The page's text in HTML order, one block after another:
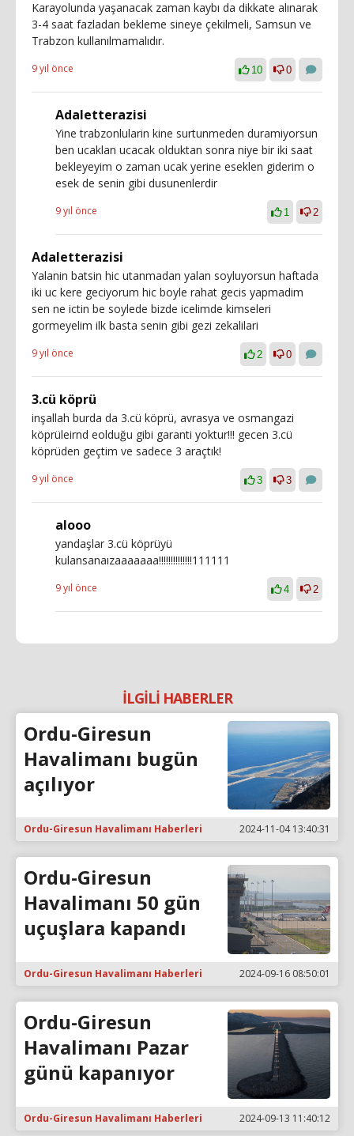
Karayolunda yaşanacak zaman kaybı da dikkate alınarak
3-4 saat fazladan bekleme sineye çekilmeli, Samsun ve
Trabzon kullanılmamalıdır.
9 yıl önce 10 0
Adaletterazisi
Yine trabzonlularin kine surtunmeden duramiyorsun
ben ucaklan ucacak olduktan sonra niye bir iki saat
bekleyeyim o zaman ucak yerine eseklen giderim o
esek de senin gibi dusunenlerdir
9 yıl önce 1 2
Adaletterazisi
Yalanin batsin hic utanmadan yalan soyluyorsun haftada
iki uc kere geciyorum hic boyle rahat gecis yapmadim
sen ne ictin be soylede bizde icelimde kimseleri
gormeyelim ilk basta senin gibi gezi zekalilari
9 yıl önce 2 0
3.cü köprü
inşallah burda da 3.cü köprü, avrasya ve osmangazi
köprüleirnd eolduğu gibi garanti yoktur!!! gecen 3.cü
köprüden geçtim ve sadece 3 araçtık!
9 yıl önce 3 3
alooo
yandaşlar 3.cü köprüyü
kulansanaızaaaaaaa!!!!!!!!!!!!!!111111
9 yıl önce 4 2
İLGİLİ HABERLER
Ordu-Giresun
Havalimanı bugün
açılıyor
Ordu-Giresun Havalimanı Haberleri 2024-11-04 13:40:31
Ordu-Giresun
Havalimanı 50 gün
uçuşlara kapandı
Ordu-Giresun Havalimanı Haberleri 2024-09-16 08:50:01
Ordu-Giresun
Havalimanı Pazar
günü kapanıyor
Ordu-Giresun Havalimanı Haberleri 2024-09-13 11:40:12